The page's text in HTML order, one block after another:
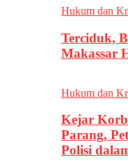
Hukum dan
Terciduk,
Makassar
Hukum dan
Kejar
Parang,
Polisi